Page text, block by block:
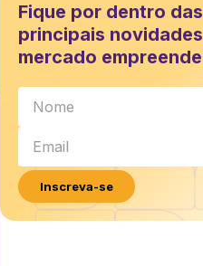
Fique por dentro das
principais
mercado
Inscreva-se